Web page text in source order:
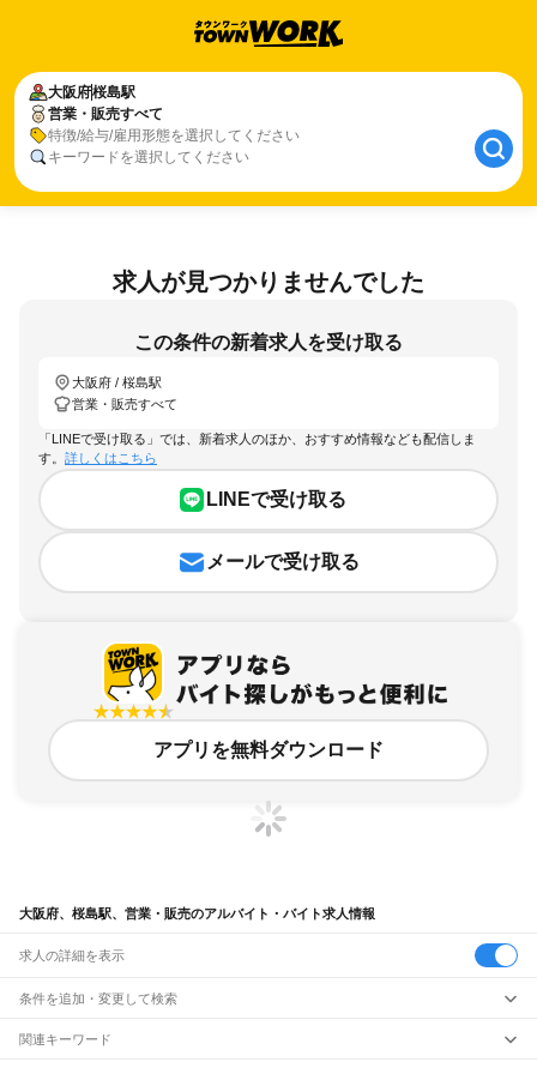
大阪府桜島駅
営業・販売すべて
特徴/給与/雇用形態を選択してください
キーワードを選択してください
求人が見つかりませんでした
この条件の新着求人を受け取る
大阪府 / 桜島駅
営業・販売すべて
「LINEで受け取る」では、新着求人のほか、おすすめ情報なども配信しま
す。 詳しくはこちら
LINEで受け取る
メールで受け取る
アプリを無料ダウンロード
大阪府、桜島駅、営業・販売のアルバイト・バイト求人情報
求人の詳細を表示
条件を追加・変更して検索
市区町村を追加・変更
関連キーワード